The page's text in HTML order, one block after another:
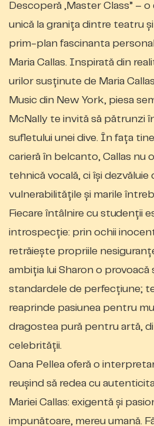
Descoperă „Master Class” –
unică la granița dintre teatru
prim-plan fascinanta
Maria Callas. Inspirată din
urilor susținute de Maria
Music din New York, piesa
McNally te invită să pătrunzi
sufletului unei dive. În fața
carieră în belcanto, Callas nu
tehnică vocală, ci își
vulnerabilitățile și marile
Fiecare întâlnire cu studenții
introspecție: prin ochii
retrăiește propriile
ambiția lui Sharon o provoacă
standardele de perfecțiune;
reaprinde pasiunea pentru
dragostea pură pentru artă,
celebrității.
Oana Pellea oferă o
reușind să redea cu
Mariei Callas: exigentă și
impunătoare, mereu umană.